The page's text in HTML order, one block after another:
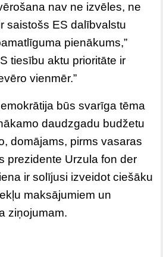
nav ne izvēles, ne
saistošs ES dalībvalstu
pienākums,”
tiesību aktu prioritāte ir
vienmēr.”
būs svarīga tēma
daudzgadu budžetu
domājams, pirms vasaras
prezidente Urzula fon der
ir solījusi izveidot ciešāku
maksājumiem un
ziņojumam.